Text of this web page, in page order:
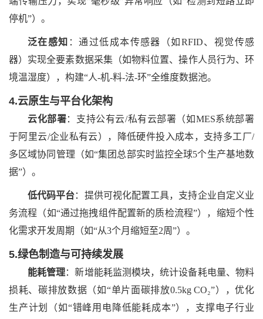
停机”）。
泛在感知 ：通过低成本传感器（如 RFID、视觉传感
器）实现全要素数据采集（如物料位置、操作人员行为、环
境温湿度），构建“人-机-料-法-环”全维度数据池。
4.云原生与平台化架构
云化部署：支持公有云/私有云部署（如MES系统部署
于阿里云/企业私有云），降低硬件投入成本，支持多工厂/
多区域协同管理（如“集团总部实时监控全球5个生产基地数
据”）。
低代码平台：提供可视化配置工具，支持企业自定义业
务流程（如“通过拖拽组件配置新的质检流程”），缩短个性
化需求开发周期（如“从3个月缩短至2周”）。
5.绿色制造与可持续发展
能耗管理：新增能耗监测模块，统计设备耗电量、物料
损耗、碳排放数据（如“单片面碳排放0.5kg CO₂”），优化
生产计划（如“错峰用电降低能耗成本”），支撑电子行业